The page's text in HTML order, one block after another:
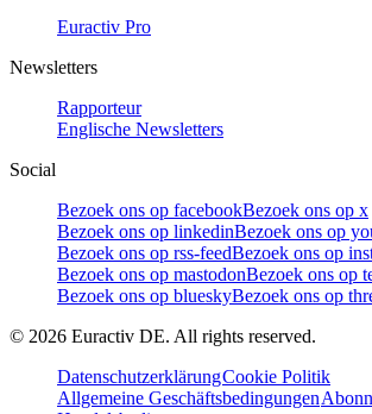
Euractiv Pro
Newsletters
Rapporteur
Englische Newsletters
Social
Bezoek ons op facebookBezoek ons op x
Bezoek ons op linkedinBezoek ons op
Bezoek ons op rss-feedBezoek ons op
Bezoek ons op mastodonBezoek ons op
Bezoek ons op blueskyBezoek ons op
© 2026 Euractiv DE. All rights reserved.
DatenschutzerklärungCookie Politik
Allgemeine Geschäftsbedingungen